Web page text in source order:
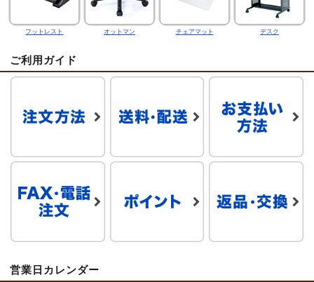
フットレスト オットマン チェアマット デスク
ご利用ガイド
営業日カレンダー